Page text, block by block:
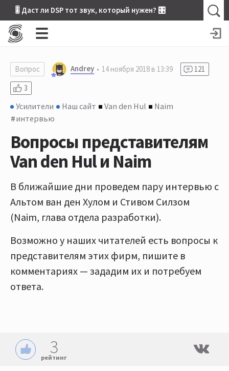
🎚 Даст ли DSP тот звук, который нужен? 🎛
Вопрос Andrey 14 ноября 2018 в 13:39
121
3
Усилители Наш сайт Van den Hul
Naim
интервью
Вопросы представителям
Van den Hul и Naim
В ближайшие дни проведем пару интервью с
Альтом ван ден Хулом и Стивом Силзом
(Naim, глава отдела разработки).
Возможно у наших читателей есть вопросы к
представителям этих фирм, пишите в
комментариях — зададим их и потребуем
ответа.
3
рейтинг